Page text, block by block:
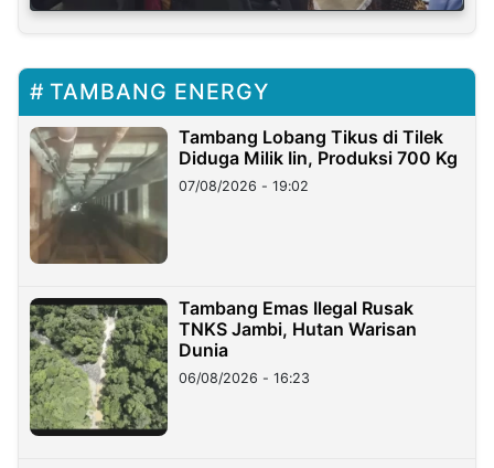
TAMBANG ENERGY
Tambang Lobang Tikus di Tilek
Diduga Milik Iin, Produksi 700 Kg
07/08/2026 - 19:02
Tambang Emas Ilegal Rusak
TNKS Jambi, Hutan Warisan
Dunia
06/08/2026 - 16:23